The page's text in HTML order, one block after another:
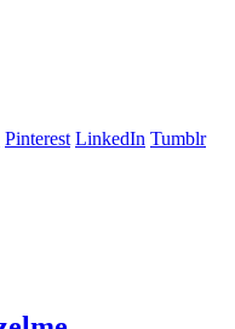
Pinterest LinkedIn Tumblr